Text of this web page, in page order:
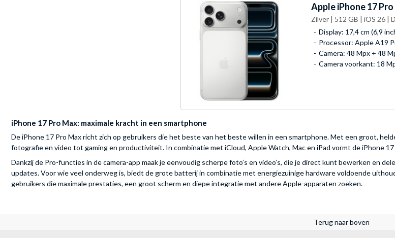
AppleiPhone 17
Zilver | 512 GB | iOS 26 |
Display: 17,4 cm (6,9
Processor: Apple A19
Camera: 48 Mpx + 48
Camera voorkant: 18
iPhone 17 Pro Max: maximale kracht in een smartphone
De iPhone 17 Pro Max richt zich op gebruikers die het beste van het beste willen in een smartphone. Met een groot,
fotografie en video tot gaming en productiviteit. In combinatie met iCloud, Apple Watch, Mac en iPad vormt de iPhone
Dankzij de Pro-functies in de camera-app maak je eenvoudig scherpe foto’s en video’s, die je direct kunt bewerken en
updates. Voor wie veel onderweg is, biedt de grote batterij in combinatie met energiezuinige hardware voldoende
gebruikers die maximale prestaties, een groot scherm en diepe integratie met andere Apple-apparaten zoeken.
Terug naar boven